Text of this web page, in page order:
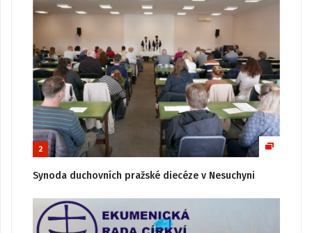
2
Synoda duchovních pražské diecéze v Nesuchyni